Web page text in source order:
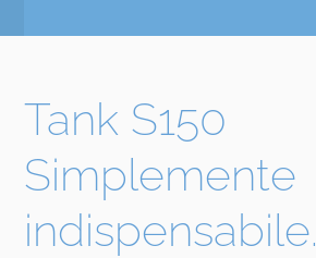
Tank S150
Simplemente
indispensabile.